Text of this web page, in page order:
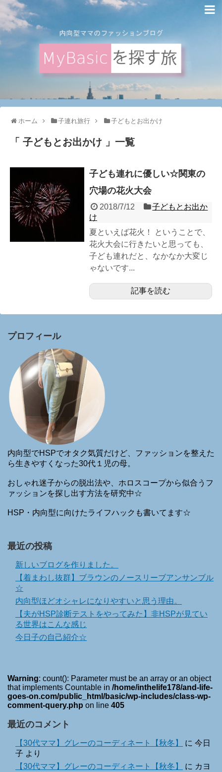
ホーム 子連れ旅行 子どもとお出かけ
「 子どもとお出かけ 」一覧
子ども連れに優しい☆関東の
穴場の花火大会
2018/7/12
子どもとお出か
け
夏といえば花火！ ということで、
花火大会に行きたいと思っても、
子ども連れだと、なかなか大変じ
ゃないです...
記事を読む
プロフィール
内向型でHSPでオタク気質だけど、ファッションを整えた
ら生きやすくなった30代１児の母。
おしゃれ迷子からの脱出法や、ホロスコープから似合うフ
ァッションを探し出す方法を研究中☆
HSP・内向型に向けたライフハックも書いてます☆
最近の投稿
新しいブログを作りました。
【着まわし抜群】ブラウンのノースリーブアンサンブル
☆
内向型ほどオシャレになりやすいと思う理由。
【夫がHSP診断テストをやってみた】非HSPが見てい
る世界はこんな感じ
今日子の自己紹介☆
Warning: count(): Parameter must be an array or an object
that implements Countable in /home/inthelife178/and-life-
goes-on.com/public_html/basic/wp-includes/class-wp-
comment-query.php on line 405
最近のコメント
【30代ママ】グレーのコーディネート【秋冬】 に 今日
子 より
【30代ママ】グレーのコーディネート【秋冬】
に カヨ